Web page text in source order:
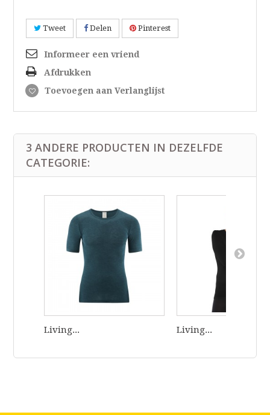
Tweet Delen Pinterest
Informeer een vriend
Afdrukken
Toevoegen aan Verlanglijst
3 ANDERE PRODUCTEN IN DEZELFDE
CATEGORIE:
Living... Living...